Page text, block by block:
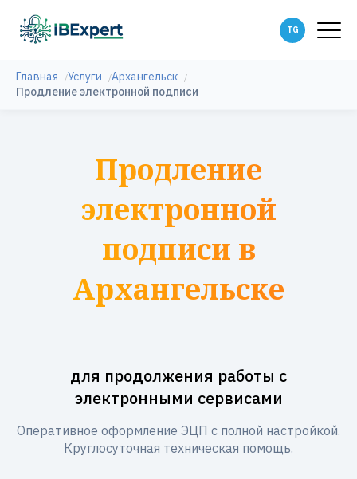
Главная Услуги
Архангельск
Продление электронной подписи
Продление
электронной
подписи в
Архангельске
для продолжения работы с
электронными сервисами
Оперативное оформление ЭЦП с полной настройкой.
Круглосуточная техническая помощь.